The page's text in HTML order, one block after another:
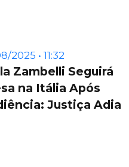
2025 • 11:32
Zambelli Seguirá
na Itália Após
Justiça Adia